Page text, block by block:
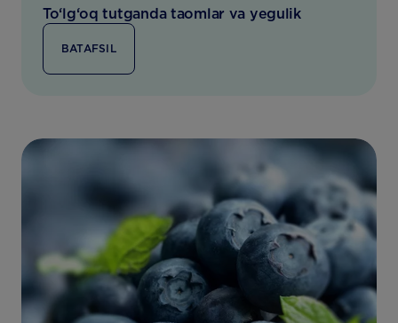
To‘lg‘oq tutganda taomlar va yegulik
BATAFSIL